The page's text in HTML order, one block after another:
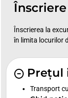
Înscriere
Înscrierea la
în limita locurilor
Prețul
Transport